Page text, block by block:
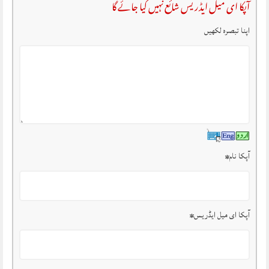
آپکا ای میل ایڈریس شائع نہیں کیا جائے گا
اپنا تبصرہ لکھیں
آپکا نام*
آپکا ای میل ایڈریس*